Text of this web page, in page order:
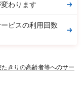
わります
ビスの利用回数
きりの高齢者等へのサー